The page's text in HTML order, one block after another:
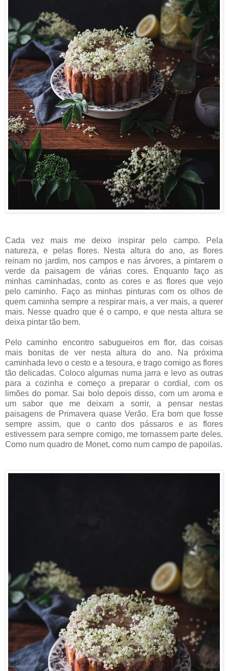
Cada vez mais me deixo inspirar pelo campo. Pela
natureza, e pelas flores. Nesta altura do ano, as flores
reinam no jardim, nos campos e nas árvores, a pintarem o
verde da paisagem de várias cores. Enquanto faço as
minhas caminhadas, conto as cores e as flores que vejo
pelo caminho. Faço as minhas pinturas com os olhos de
quem caminha sempre a respirar mais, a ver mais, a querer
mais. Nesse quadro que é o campo, e que nesta altura se
deixa pintar tão bem.
Pelo caminho encontro sabugueiros em flor, das coisas
mais bonitas de ver nesta altura do ano. Na próxima
caminhada levo o cesto e a tesoura, e trago comigo as flores
tão delicadas. Coloco algumas numa jarra e levo as outras
para a cozinha e começo a preparar o cordial, com os
limões do pomar. Sai bolo depois disso, com um aroma e
um sabor que me deixam a sorrir, a pensar nestas
paisagens de Primavera quase Verão. Era bom que fosse
sempre assim, que o canto dos pássaros e as flores
estivessem para sempre comigo, me tornassem parte deles.
Como num quadro de Monet, como num campo de papoilas.